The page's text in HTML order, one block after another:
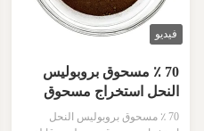
فيديو
70 ٪ مسحوق بروبوليس
النحل استخراج مسحوق
بروبوليس قابلة للذوبان في
70 ٪ مسحوق بروبوليس النحل